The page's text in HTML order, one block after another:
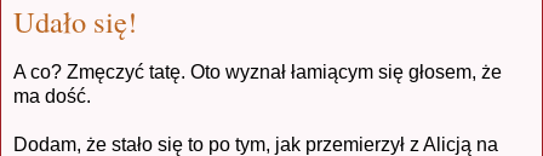
Udało się!
A co? Zmęczyć tatę. Oto wyznał łamiącym się głosem, że
ma dość.
Dodam, że stało się to po tym, jak przemierzył z Alicją na